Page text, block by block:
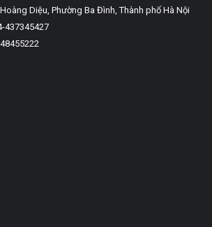
Diệu, Phường Ba Đình, Thành phố Hà Nội
437345427